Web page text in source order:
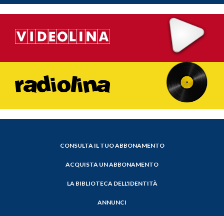
CONSULTA IL TUO ABBONAMENTO
ACQUISTA UN ABBONAMENTO
LA BIBLIOTECA DELL'IDENTITÀ
ANNUNCI